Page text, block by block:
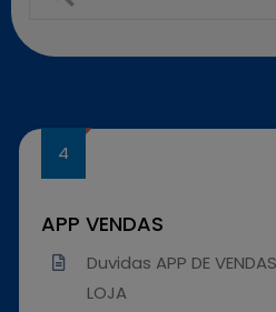
APP VENDAS
Duvidas APP DE
LOJA